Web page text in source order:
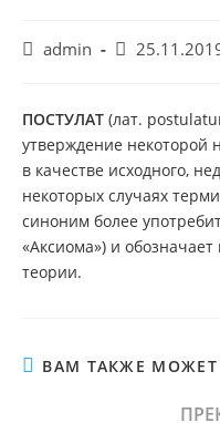
Авторadmin
Запись
ПОСТУЛАТ (лат.
утверждение некоторой
в качестве исходного,
некоторых случаях
синоним более
«Аксиома») и
теории.
ВАМ ТАКЖЕ МОЖЕТ